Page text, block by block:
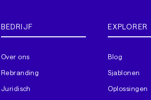
BEDRIJF
Over ons
Rebranding
Juridisch
EXPLORER
Blog
Sjablonen
Oplossingen